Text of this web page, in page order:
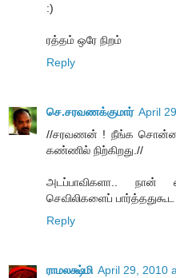
:)
ரத்தம் ஒரே நிறம்
Reply
செ.சரவணக்குமார் April
//சரவணன் ! நீங்க சொன்ன
கண்ணில் நிற்கிறது.//
அடப்பாவிகளா..
செவிலிகளைப்
Reply
ராமலக்ஷ்மி April 29, 2010